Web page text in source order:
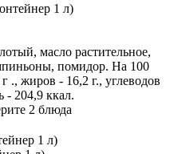
1 л)
масло растительное,
помидор. На 100
., жиров - 16,2 г., углеводов
- 204,9 ккал.
2 блюда